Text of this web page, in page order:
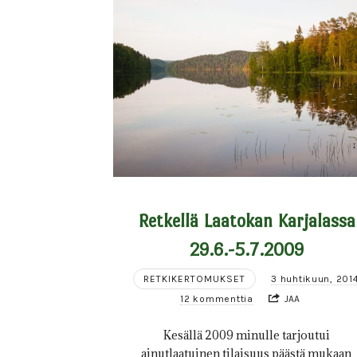
Retkellä Laatokan Karjalassa
29.6.-5.7.2009
RETKIKERTOMUKSET
3 huhtikuun,
12 kommenttia
JAA
Kesällä 2009 minulle tarjoutui
ainutlaatuinen tilaisuus päästä mukaan